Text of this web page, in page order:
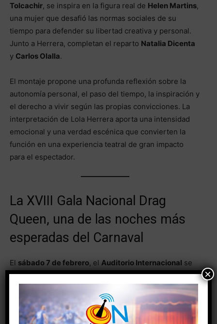
Tolcachir, se inspira en la figura real de Helen Martins,
una mujer que desafió las normas sociales de su
tiempo para defender su libertad creativa y personal.
Junto a Herrera, completan el reparto Natalia Dicenta
y Carlos Olalla.
El montaje propone una profunda reflexión sobre la
autonomía personal, el paso del tiempo, la inspiración y
el derecho a vivir según las propias convicciones. La
interpretación de Lola Herrera aporta una intensidad
emocional y una verdad escénica que convierten la
función en una experiencia teatral de gran impacto
para el espectador.
La XVIII Gala Nacional Drag
Queen, una de las noches más
esperadas del Carnaval
El sábado 7 de febrero, el Auditorio Internacional se
vestirá de brillo y espectáculo con la celebración de la
, uno de los eventos
más esperados del Carnaval. La velada comenzará a las
19:00 horasen el hall del Auditorio con música en
×